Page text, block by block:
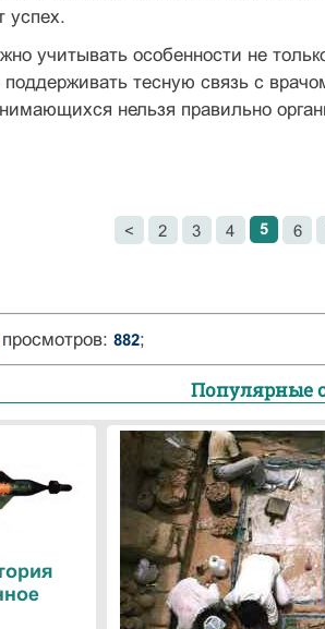
успех.
учитывать особенности не
тесную связь с
нельзя правильно
< 2 3 4 5 6
882;
Популярные